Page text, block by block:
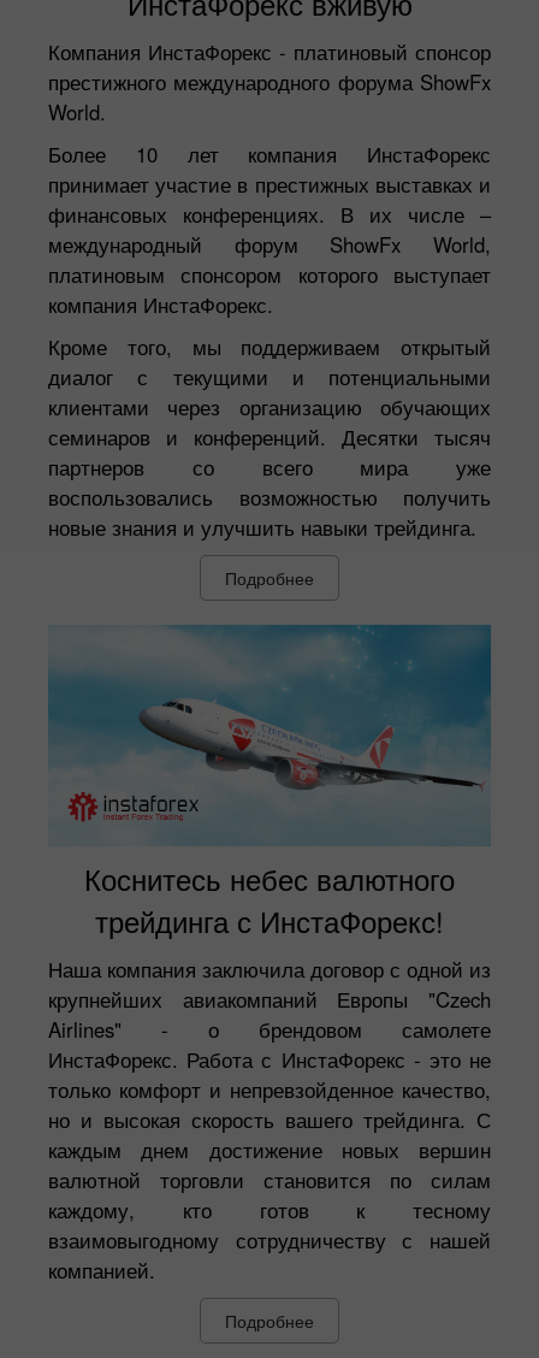
Компания ИнстаФорекс - платиновый спонсор
престижного международного форума ShowFx
World.
Более 10 лет компания ИнстаФорекс
принимает участие в престижных выставках и
финансовых конференциях. В их числе –
международный форум ShowFx World,
платиновым спонсором которого выступает
компания ИнстаФорекс.
Кроме того, мы поддерживаем открытый
диалог с текущими и потенциальными
клиентами через организацию обучающих
семинаров и конференций. Десятки тысяч
партнеров со всего мира уже
воспользовались возможностью получить
новые знания и улучшить навыки трейдинга.
Подробнее
Коснитесь небес валютного
трейдинга с ИнстаФорекс!
Наша компания заключила договор с одной из
крупнейших авиакомпаний Европы "Czech
Airlines" - о брендовом самолете
ИнстаФорекс. Работа с ИнстаФорекс - это не
только комфорт и непревзойденное качество,
но и высокая скорость вашего трейдинга. С
каждым днем достижение новых вершин
валютной торговли становится по силам
каждому, кто готов к тесному
взаимовыгодному сотрудничеству с нашей
компанией.
Подробнее